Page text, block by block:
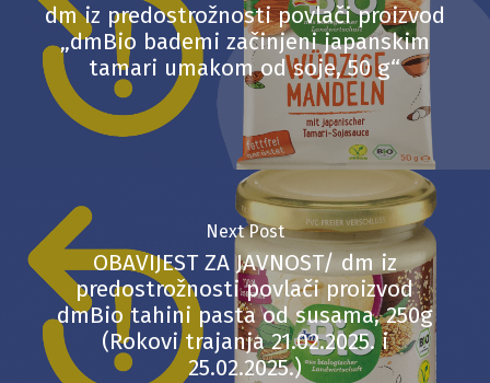
dm iz predostrožnosti povlači proizvod
„dmBio bademi začinjeni japanskim
tamari umakom od soje, 50 g“
Next Post
OBAVIJEST ZA JAVNOST/ dm iz
predostrožnosti povlači proizvod
dmBio tahini pasta od susama, 250g
(Rokovi trajanja 21.02.2025. i
25.02.2025.)